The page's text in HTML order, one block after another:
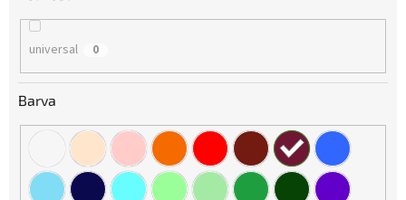
universal 0
Barva